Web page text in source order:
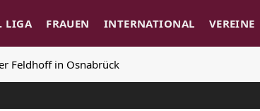
LIGA FRAUEN INTERNATIONAL VEREINE
Feldhoff in Osnabrück